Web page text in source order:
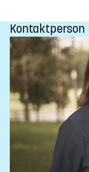
Kontaktperson